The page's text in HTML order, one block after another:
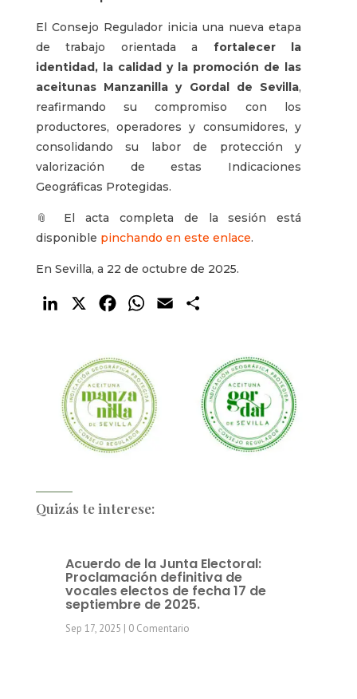
El Consejo Regulador inicia una nueva etapa
de trabajo orientada a fortalecer la
identidad, la calidad y la promoción de las
aceitunas Manzanilla y Gordal de Sevilla,
reafirmando su compromiso con los
productores, operadores y consumidores, y
consolidando su labor de protección y
valorización de estas Indicaciones
Geográficas Protegidas.
📎 El acta completa de la sesión está
disponible pinchando en este enlace.
En Sevilla, a 22 de octubre de 2025.
LinkedIn FacebookWhatsApp
Email
Quizás te interese:
Acuerdo de la Junta Electoral:
Proclamación definitiva de
vocales electos de fecha 17 de
septiembre de 2025.
Sep 17, 2025 | 0 Comentario